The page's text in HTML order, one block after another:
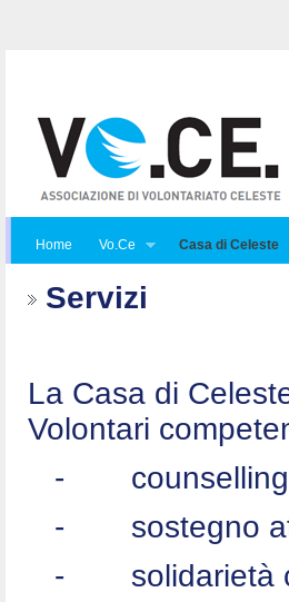
Home Vo.Ce Casa di Celeste
Servizi
La Casa di
Volontari
-
-
sostegno
-
solidarietà